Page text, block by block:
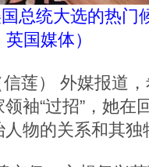
总统大选的热门
英国媒体）
莲） 外媒报道
袖“过招”，她在
物的关系和其独